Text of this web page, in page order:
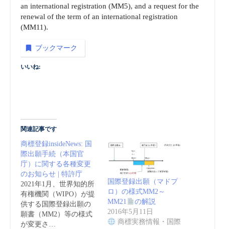
an international registration (MM5), and a request for the
renewal of the term of an international registration
(MM11).
ブックマーク
いいね:
関連記事です
商標登録insideNews: 国
際出願手続（本国官
庁）に関する各種変更
のお知らせ | 特許庁
2021年1月、世界知的所
有権機関（WIPO）が提
供する国際登録出願の
願書（MM2）等の様式
が変更さ…
国際登録出願（マドプ
ロ）の様式MM2～
MM21
の解説
2016年5月11日
商標実務情報・国際